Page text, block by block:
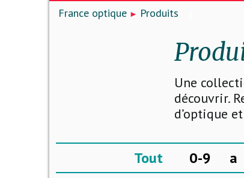
France optique Produits
Une
découvrir.
d’optique
Tout 0-9 a